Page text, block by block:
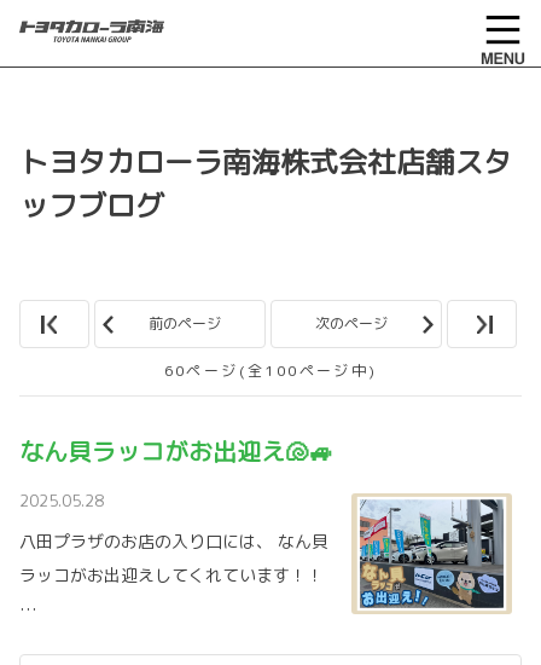
トヨタカローラ南海株式会社店舗スタ
ッフブログ
前のページ 次のページ
60ページ(全100ページ中)
なん貝ラッコがお出迎え🐚🚙
2025.05.28
八田プラザのお店の入り口には、 なん貝
ラッコがお出迎えしてくれています！！
…